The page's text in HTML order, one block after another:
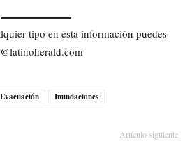
tipo en esta información puedes
Evacuación Inundaciones
Artículo siguiente